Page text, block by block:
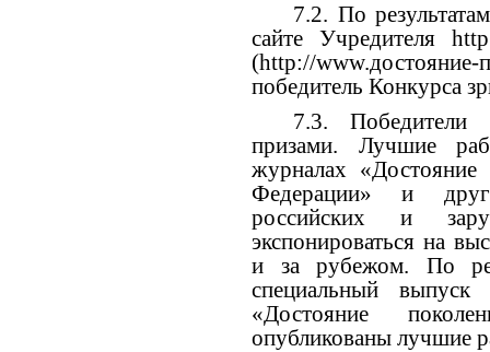
7.2. По
сайте Учредителя
(http://www.достояние-
победитель Конкурса
7.3. Победители
призами. Лучшие
журналах «Достояние
Федерации» и
российских и
экспонироваться на
и за рубежом. По
специальный выпуск
«Достояние
опубликованы лучшие